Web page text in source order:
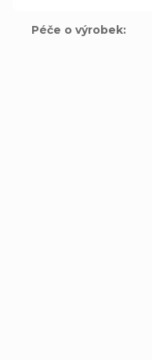
Péče o výrobek: